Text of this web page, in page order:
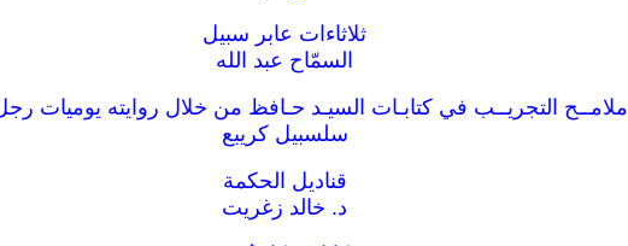
ثلاثاءات عابر سبيل
السمّاح عبد الله
ملامــح التجريــب في كتابـات السيـد حـافظ من خلال روايته يوميات
سلسبيل كريبع
قناديل الحكمة
د. خالد زغريت